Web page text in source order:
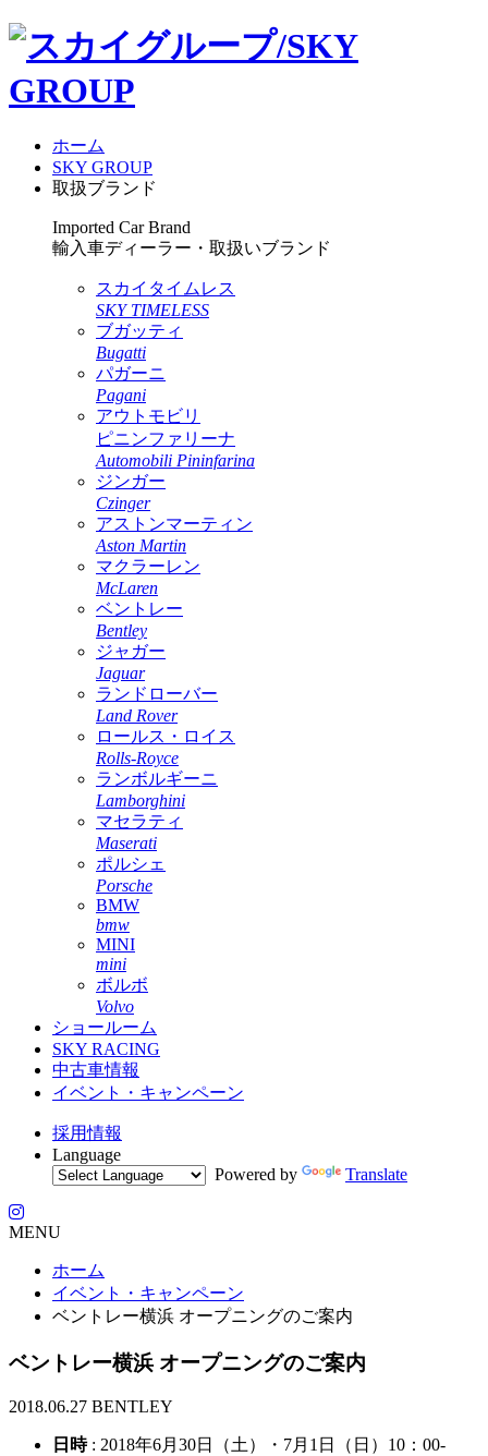
ホーム
SKY GROUP
取扱ブランド
Imported Car Brand
輸入車ディーラー・取扱いブランド
スカイタイムレス
SKY TIMELESS
ブガッティ
Bugatti
パガーニ
Pagani
アウトモビリ
ピニンファリーナ
Automobili Pininfarina
ジンガー
Czinger
アストンマーティン
Aston Martin
マクラーレン
McLaren
ベントレー
Bentley
ジャガー
Jaguar
ランドローバー
Land Rover
ロールス・ロイス
Rolls-Royce
ランボルギーニ
Lamborghini
マセラティ
Maserati
ポルシェ
Porsche
BMW
bmw
MINI
mini
ボルボ
Volvo
ショールーム
SKY RACING
中古車情報
イベント・キャンペーン
採用情報
Language
Powered by
Translate
MENU
ホーム
イベント・キャンペーン
ベントレー横浜 オープニングのご案内
ベントレー横浜 オープニングのご案内
2018.06.27 BENTLEY
日時 : 2018年6月30日（土）・7月1日（日）10：00-